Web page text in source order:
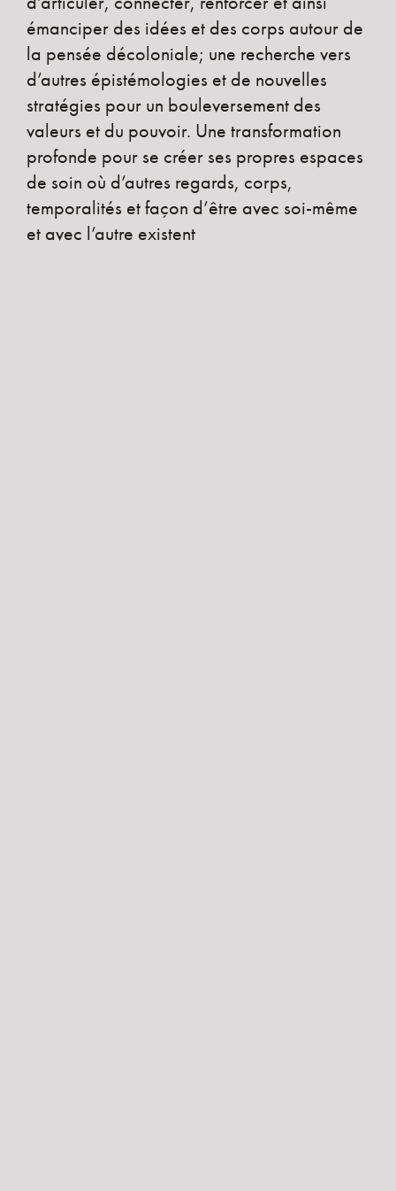
émanciper des idées et des corps autour de
la pensée décoloniale; une recherche vers
d’autres épistémologies et de nouvelles
stratégies pour un bouleversement des
valeurs et du pouvoir. Une transformation
profonde pour se créer ses propres espaces
de soin où d’autres regards, corps,
temporalités et façon d’être avec soi-même
et avec l’autre existent